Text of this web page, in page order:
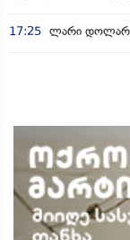
17:25 ლარი